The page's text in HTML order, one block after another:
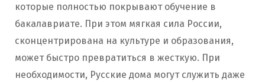
которые полностью покрывают обучение в
бакалавриате. При этом мягкая сила России,
сконцентрирована на культуре и образования,
может быстро превратиться в жесткую. При
необходимости, Русские дома могут служить даже